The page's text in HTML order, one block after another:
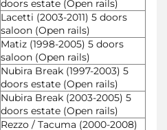
doors estate (Open rails)
Lacetti (2003-2011) 5 doors
saloon (Open rails)
Matiz (1998-2005) 5 doors
saloon (Open rails)
Nubira Break (1997-2003) 5
doors estate (Open rails)
Nubira Break (2003-2005) 5
doors estate (Open rails)
Rezzo / Tacuma (2000-2008)